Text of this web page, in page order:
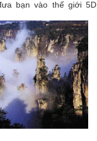
bạn vào thế giới 5D